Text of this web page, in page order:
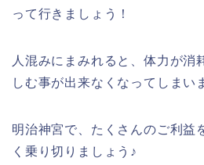
って行きましょう！
人混みにまみれると、体力が消
しむ事が出来なくなってしまい
明治神宮で、たくさんのご利益
く乗り切りましょう♪